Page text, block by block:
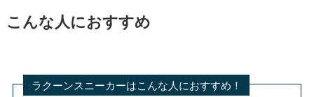
こんな人におすすめ
ラクーンスニーカーはこんな人におすすめ！